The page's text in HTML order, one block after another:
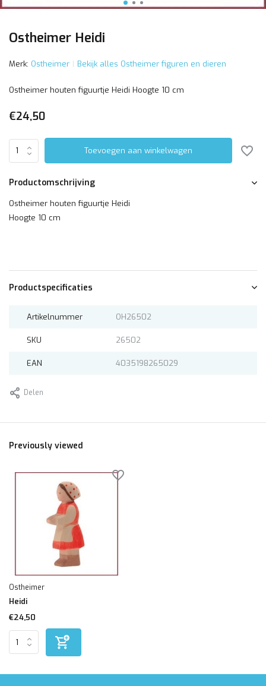
Ostheimer Heidi
Merk: Ostheimer Bekijk alles Ostheimer figuren en dieren
Ostheimer houten figuurtje Heidi Hoogte 10 cm
€24,50
Toevoegen aan winkelwagen
Productomschrijving
Ostheimer houten figuurtje Heidi
Hoogte 10 cm
Productspecificaties
Artikelnummer OH26502
SKU 26502
EAN 4035198265029
Delen
Previously viewed
Ostheimer
Heidi
€24,50